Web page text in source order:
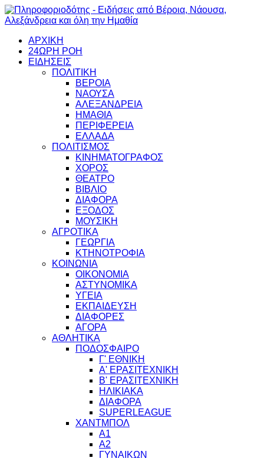
ΑΡΧΙΚΗ
24ΩΡΗ ΡΟΗ
ΕΙΔΗΣΕΙΣ
ΠΟΛΙΤΙΚΗ
ΒΕΡΟΙΑ
ΝΑΟΥΣΑ
ΑΛΕΞΑΝΔΡΕΙΑ
ΗΜΑΘΙΑ
ΠΕΡΙΦΕΡΕΙΑ
ΕΛΛΑΔΑ
ΠΟΛΙΤΙΣΜΟΣ
ΚΙΝΗΜΑΤΟΓΡΑΦΟΣ
ΧΟΡΟΣ
ΘΕΑΤΡΟ
ΒΙΒΛΙΟ
ΔΙΑΦΟΡΑ
ΕΞΟΔΟΣ
ΜΟΥΣΙΚΗ
ΑΓΡΟΤΙΚΑ
ΓΕΩΡΓΙΑ
ΚΤΗΝΟΤΡΟΦΙΑ
ΚΟΙΝΩΝΙΑ
ΟΙΚΟΝΟΜΙΑ
ΑΣΤΥΝΟΜΙΚΑ
ΥΓΕΙΑ
ΕΚΠΑΙΔΕΥΣΗ
ΔΙΑΦΟΡΕΣ
ΑΓΟΡΑ
ΑΘΛΗΤΙΚΑ
ΠΟΔΟΣΦΑΙΡΟ
Γ' ΕΘΝΙΚΗ
Α' ΕΡΑΣΙΤΕΧΝΙΚΗ
Β' ΕΡΑΣΙΤΕΧΝΙΚΗ
ΗΛΙΚΙΑΚΑ
ΔΙΑΦΟΡΑ
SUPERLEAGUE
ΧΑΝΤΜΠΟΛ
Α1
Α2
ΓΥΝΑΙΚΩΝ